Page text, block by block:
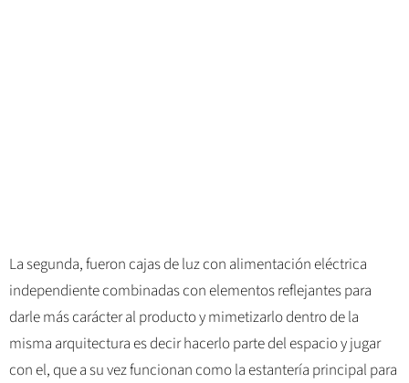
La segunda, fueron cajas de luz con alimentación eléctrica
independiente combinadas con elementos reflejantes para
darle más carácter al producto y mimetizarlo dentro de la
misma arquitectura es decir hacerlo parte del espacio y jugar
con el, que a su vez funcionan como la estantería principal para